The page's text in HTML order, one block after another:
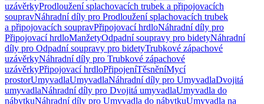
uzávěrkyProdloužení splachovacích trubek a připojovacích
soupravNáhradní díly pro Prodloužení splachovacích trubek
a připojovacích soupravPřipojovací hrdloNáhradní díly pro
Připojovací hrdloManžetyOdpadní soupravy pro bidetyNáhradní
díly pro Odpadní soupravy pro bidetyTrubkové zápachové
uzávěrkyNáhradní díly pro Trubkové zápachové
uzávěrkyPřipojovací hrdloPřipojeníTěsněníMycí
prostorUmyvadlaUmyvadlaNáhradní díly pro UmyvadlaDvojitá
umyvadlaNáhradní díly pro Dvojitá umyvadlaUmyvadla do
nábytkuNáhradní díly pro Umyvadla do nábytkuUmyvadla na